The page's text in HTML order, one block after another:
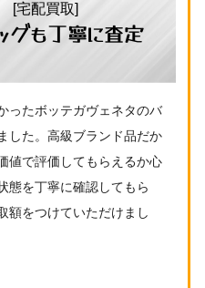
配買取]
グも丁寧に査定
ったボッテガヴェネタのバ
した。高級ブランド品だか
値で評価してもらえるか心
態を丁寧に確認してもら
額をつけていただけまし